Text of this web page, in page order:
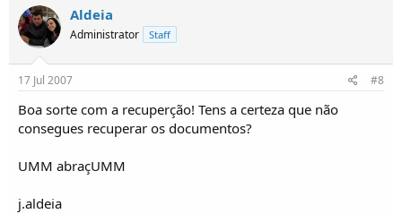
Aldeia
Administrator Staff
17 Jul 2007 #8
Boa sorte com a recuperção! Tens a certeza que não
consegues recuperar os documentos?
UMM abraçUMM
j.aldeia